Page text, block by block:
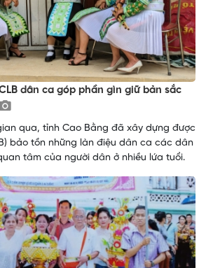
dân ca góp phần gìn giữ bản sắc
qua, tỉnh Cao Bằng đã xây dựng được
bảo tồn những làn điệu dân ca các dân
tâm của người dân ở nhiều lứa tuổi.